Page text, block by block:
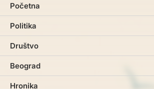
Početna
Politika
Društvo
Beograd
Hronika